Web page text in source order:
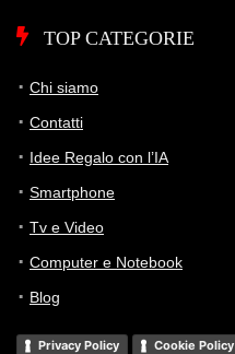
TOP CATEGORIE
Chi siamo
Contatti
Idee Regalo con l’IA
Smartphone
Tv e Video
Computer e Notebook
Blog
Privacy Policy Cookie Policy